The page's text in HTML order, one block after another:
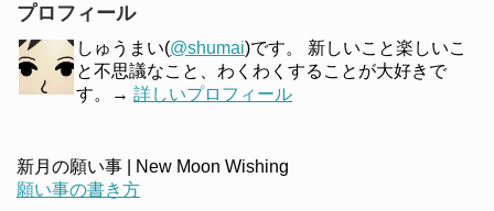
プロフィール
しゅうまい(@shumai)です。 新しいこと楽しいこ
と不思議なこと、わくわくすることが大好きで
す。→ 詳しいプロフィール
新月の願い事 | New Moon Wishing
願い事の書き方